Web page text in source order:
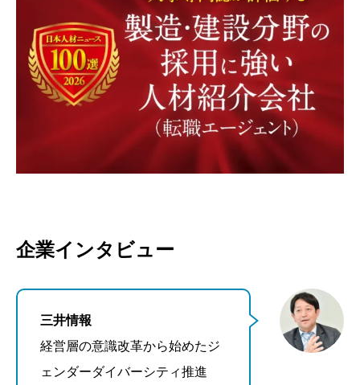
企業インタビュー
三井情報
経営層の意識改革から始めたジ
ェンダーダイバーシティ推進